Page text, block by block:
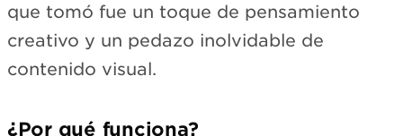
que tomó fue un toque de pensamiento
creativo y un pedazo inolvidable de
contenido visual.
¿Por qué funciona?